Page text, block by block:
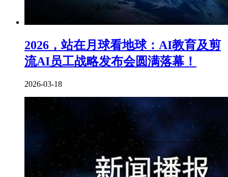
2026，站在月球看地球：AI教育及剪
流AI员工战略发布会圆满落幕！
2026-03-18